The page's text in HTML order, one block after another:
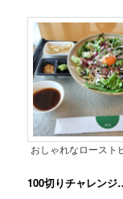
おしゃれなロースト
100切りチャレン